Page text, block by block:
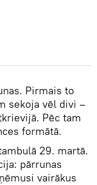
Pirmais to
sekoja vēl divi –
Pēc tam
formātā.
29. martā.
pārrunas
vairākus